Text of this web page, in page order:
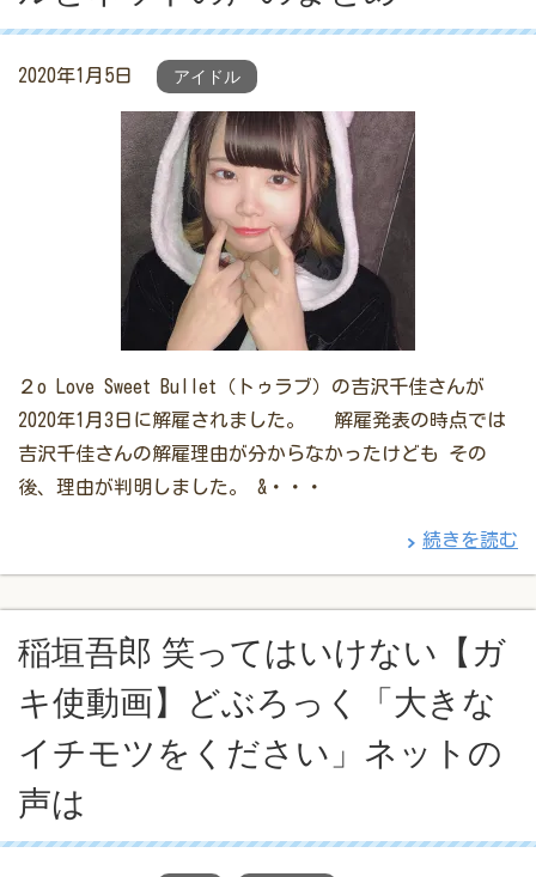
2020年1月5日 アイドル
２o Love Sweet Bullet（トゥラブ）の吉沢千佳さんが
2020年1月3日に解雇されました。 解雇発表の時点では
吉沢千佳さんの解雇理由が分からなかったけども その
後、理由が判明しました。 &・・・
続きを読む
稲垣吾郎 笑ってはいけない【ガ
キ使動画】どぶろっく「大きな
イチモツをください」ネットの
声は